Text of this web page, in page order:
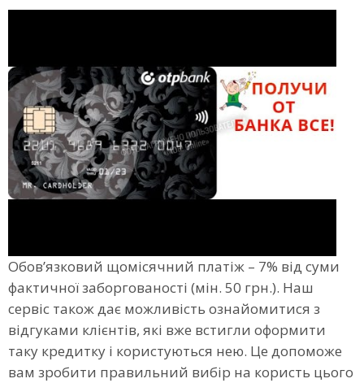
Обов’язковий щомісячний платіж – 7% від суми
фактичної заборгованості (мін. 50 грн.). Наш
сервіс також дає можливість ознайомитися з
відгуками клієнтів, які вже встигли оформити
таку кредитку і користуються нею. Це допоможе
вам зробити правильний вибір на користь цього